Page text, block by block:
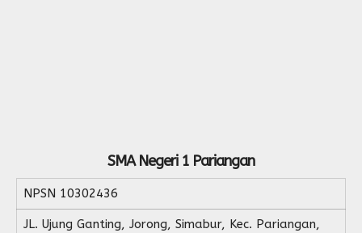
SMA Negeri 1 Pariangan
NPSN 10302436
JL. Ujung Ganting, Jorong, Simabur, Kec. Pariangan,